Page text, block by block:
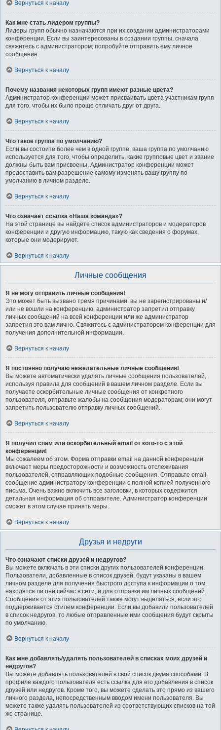
Вернуться к началу
Как мне стать лидером группы?
Лидеры групп обычно назначаются при их создании администраторами
конференции. Если вы заинтересованы в создании группы, сначала
свяжитесь с администратором; попробуйте отправить ему личное
сообщение.
Вернуться к началу
Почему названия некоторых групп имеют разные цвета?
Администратор конференции может присваивать цвета участникам групп
для того, чтобы их было проще отличать друг от друга.
Вернуться к началу
Что такое группа по умолчанию?
Если вы состоите более чем в одной группе, ваша группа по умолчанию
используется для того, чтобы определить, какие групповые цвет и звание
должны быть вам присвоены. Администратор конференции может
предоставить вам разрешение самому изменять вашу группу по
умолчанию в личном разделе.
Вернуться к началу
Что означает ссылка «Наша команда»?
На этой странице вы найдёте список администраторов и модераторов
конференции и другую информацию, такую как сведения о форумах,
которые они модерируют.
Вернуться к началу
Личные сообщения
Я не могу отправить личные сообщения!
Это может быть вызвано тремя причинами: вы не зарегистрированы и/
или не вошли на конференцию, администратор запретил отправку
личных сообщений на всей конференции или же администратор
запретил это вам лично. Свяжитесь с администратором конференции для
получения дополнительной информации.
Вернуться к началу
Я постоянно получаю нежелательные личные сообщения!
Вы можете автоматически удалять личные сообщения пользователей,
используя правила для сообщений в вашем личном разделе. Если вы
получаете оскорбительные личные сообщения от конкретного
пользователя, отправьте жалобы на сообщения модераторам; они могут
запретить пользователю отправку личных сообщений.
Вернуться к началу
Я получил спам или оскорбительный email от кого-то с этой
конференции!
Мы сожалеем об этом. Форма отправки email на данной конференции
включает меры предосторожности и возможность отслеживания
пользователей, отправляющих подобные сообщения. Отправьте email-
сообщение администратору конференции с полной копией полученного
письма. Очень важно включить все заголовки, в которых содержится
детальная информация об отправителе. Администратор конференции
сможет в этом случае принять меры.
Вернуться к началу
Друзья и недруги
Что означают списки друзей и недругов?
Вы можете включать в эти списки других пользователей конференции.
Пользователи, добавленные в список друзей, будут указаны в вашем
личном разделе для получения быстрого доступа к информации о том,
находятся ли они сейчас в сети, и для отправки им личных сообщений.
Сообщения от этих пользователей также могут выделяться, если это
поддерживается стилем конференции. Если вы добавили пользователей
в список недругов, то любые отправленные ими сообщения будут скрыты
по умолчанию.
Вернуться к началу
Как мне добавлять/удалять пользователей в списках моих друзей и
недругов?
Вы можете добавлять пользователей в свой список двумя способами. В
профиле каждого пользователя есть ссылка для его добавления в список
друзей или недругов. Кроме того, вы можете сделать это прямо из вашего
личного раздела, непосредственным вводом имени пользователя. Вы
можете также удалять пользователей из соответствующих списков на той
же странице.